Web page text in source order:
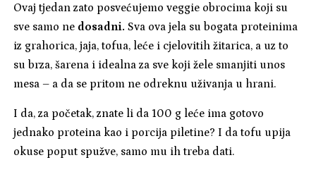
Ovaj tjedan zato posvećujemo veggie obrocima koji su
sve samo ne dosadni. Sva ova jela su bogata proteinima
iz grahorica, jaja, tofua, leće i cjelovitih žitarica, a uz to
su brza, šarena i idealna za sve koji žele smanjiti unos
mesa – a da se pritom ne odreknu uživanja u hrani.
I da, za početak, znate li da 100 g leće ima gotovo
jednako proteina kao i porcija piletine? I da tofu upija
okuse poput spužve, samo mu ih treba dati.